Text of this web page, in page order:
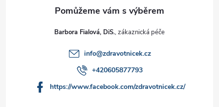
Barbora Fialová, DiS.
info@zdravotnicek.cz
+420605877793
https://www.facebook.com/zdravotnicek.cz/